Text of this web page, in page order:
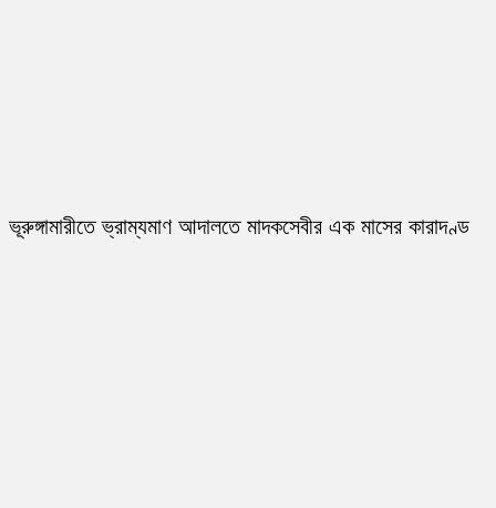
ভূরুঙ্গামারীতে ভ্রাম্যমাণ আদালতে মাদকসেবীর এক মাসের কারাদণ্ড